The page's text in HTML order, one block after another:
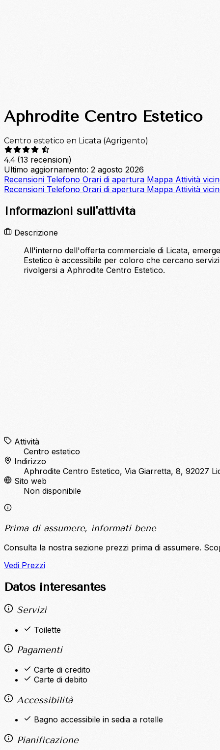
Aphrodite Centro Estetico
Centro estetico en Licata (Agrigento)
4.4 (13 recensioni)
Ultimo aggiornamento: 2 agosto 2026
Recensioni Telefono Orari di apertura Mappa Attività
Recensioni Telefono Orari di apertura Mappa Attività
Informazioni sull'attività
Descrizione
All'interno dell'offerta commerciale di Licata,
Estetico è accessibile per coloro che cercano
rivolgersi a Aphrodite Centro Estetico.
Attività
Centro estetico
Indirizzo
Aphrodite Centro Estetico, Via Giarretta, 8, 92027
Sito web
Non disponibile
Prima di assumere, informati bene
Consulta la nostra sezione prezzi prima di assumere.
Vedi Prezzi
Datos interesantes
Servizi
Toilette
Pagamenti
Carte di credito
Carte di debito
Accessibilità
Bagno accessibile in sedia a rotelle
Pianificazione